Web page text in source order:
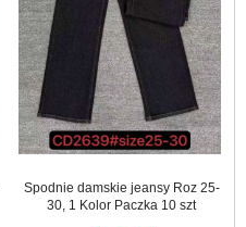
Spodnie damskie jeansy Roz 25-
30, 1 Kolor Paczka 10 szt